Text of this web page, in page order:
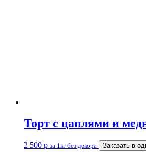
Торт с цаплями и
2 500 р за 1кг без декора Заказать в